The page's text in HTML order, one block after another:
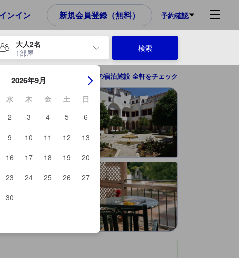
ンイン 新規会員登録（無料） 予約確認
大人2名
1部屋
ーを使用して、チェックイン日とチェックアウト日を移動します。
2026年9月
水 木 金 土
日
2 3 4 5
6
9 10 11 12
13
16 17 18 19
20
23 24 25 26
27
30
検索
ヴィラ ヴィソーザの宿泊施設 全軒をチェック
め、これから宿泊選びをされるユーザーにとっても参考となる信頼で